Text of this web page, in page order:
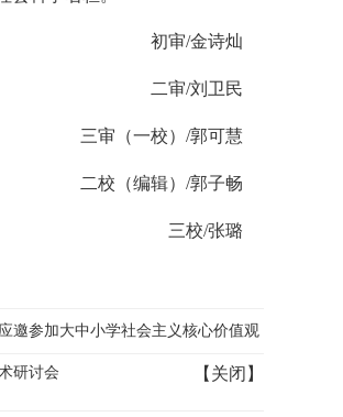
初审/金诗灿
二审/刘卫民
三审（一校）/郭可慧
二校（编辑）/郭子畅
三校/张璐
邀参加大中小学社会主义核心价值观
研讨会 【 关闭 】